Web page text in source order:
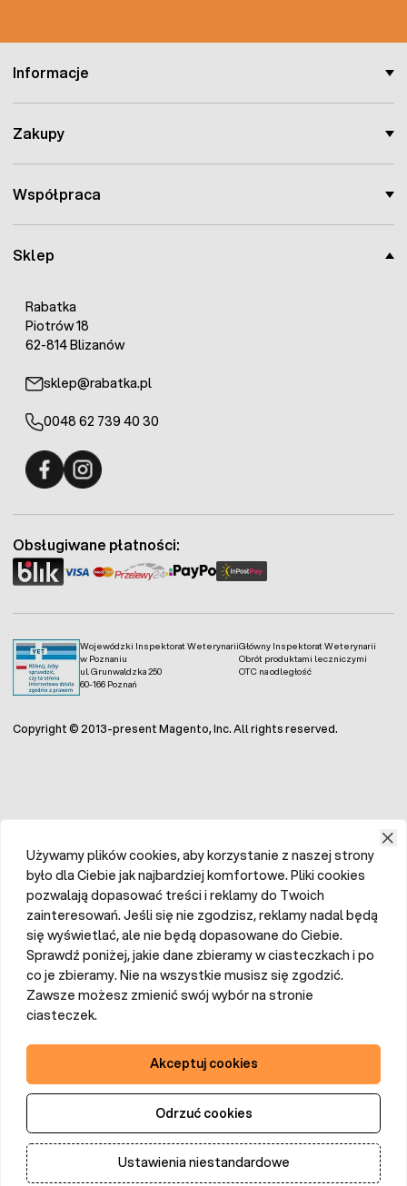
Sklep
Rabatka
Piotrów 18
62-814 Blizanów
sklep@rabatka.pl
0048 62 739 40 30
Informacje
Zakupy
Współpraca
Wojewódzki Inspektorat Weterynarii
w Poznaniu
ul. Grunwaldzka 250
60-166 Poznań
Główny Inspektorat Weterynarii
Obrót produktami leczniczymi
OTC na odległość
Obsługiwane płatności:
Copyright © 2013-present Magento, Inc. All rights reserved.
Używamy plików cookies, aby korzystanie z naszej strony
było dla Ciebie jak najbardziej komfortowe. Pliki cookies
pozwalają dopasować treści i reklamy do Twoich
zainteresowań. Jeśli się nie zgodzisz, reklamy nadal będą
się wyświetlać, ale nie będą dopasowane do Ciebie.
Sprawdź poniżej, jakie dane zbieramy w ciasteczkach i po
co je zbieramy. Nie na wszystkie musisz się zgodzić.
Zawsze możesz zmienić swój wybór na stronie
ciasteczek.
Akceptuj cookies
Odrzuć cookies
Ustawienia niestandardowe